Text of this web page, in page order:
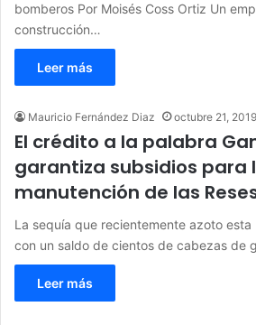
bomberos Por Moisés Coss Ortiz Un
construcción…
Leer más
Mauricio Fernández Diaz octubre 21, 2019
El crédito a la palabra
garantiza subsidios para
manutención de las
La sequía que recientemente azoto esta
con un saldo de cientos de cabezas de
Leer más